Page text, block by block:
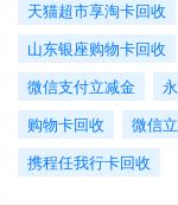
天猫超市享淘卡回收
山东银座购物卡回收
微信支付立减金
购物卡回收
微信
携程任我行卡回收